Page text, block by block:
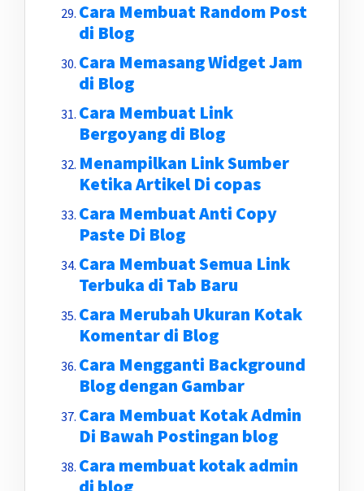
Cara Membuat Random Post
di Blog
Cara Memasang Widget Jam
di Blog
Cara Membuat Link
Bergoyang di Blog
Menampilkan Link Sumber
Ketika Artikel Di copas
Cara Membuat Anti Copy
Paste Di Blog
Cara Membuat Semua Link
Terbuka di Tab Baru
Cara Merubah Ukuran Kotak
Komentar di Blog
Cara Mengganti Background
Blog dengan Gambar
Cara Membuat Kotak Admin
Di Bawah Postingan blog
Cara membuat kotak admin